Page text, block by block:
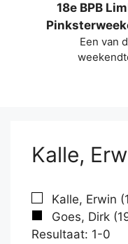
18e BPB
Een van
Kalle,
Kalle, Erwin
Goes, Dirk
Resultaat: 1-0